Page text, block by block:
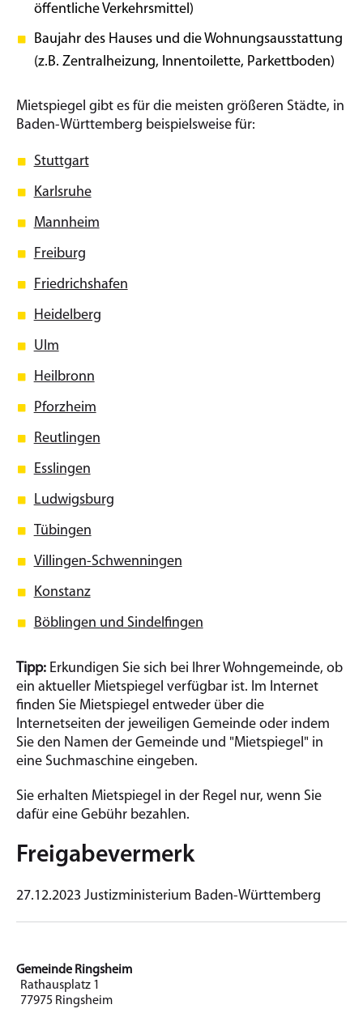
öffentliche Verkehrsmittel)
Baujahr des Hauses und die Wohnungsausstattung
(z.B. Zentralheizung, Innentoilette, Parkettboden)
Mietspiegel gibt es für die meisten größeren Städte, in
Baden-Württemberg beispielsweise für:
Stuttgart
Karlsruhe
Mannheim
Freiburg
Friedrichshafen
Heidelberg
Ulm
Heilbronn
Pforzheim
Reutlingen
Esslingen
Ludwigsburg
Tübingen
Villingen-Schwenningen
Konstanz
Böblingen und Sindelfingen
Tipp: Erkundigen Sie sich bei Ihrer Wohngemeinde, ob
ein aktueller Mietspiegel verfügbar ist. Im Internet
finden Sie Mietspiegel entweder über die
Internetseiten der jeweiligen Gemeinde oder indem
Sie den Namen der Gemeinde und "Mietspiegel" in
eine Suchmaschine eingeben.
Sie erhalten Mietspiegel in der Regel nur, wenn Sie
dafür eine Gebühr bezahlen.
Freigabevermerk
27.12.2023 Justizministerium Baden-Württemberg
Gemeinde Ringsheim
Rathausplatz 1
77975 Ringsheim